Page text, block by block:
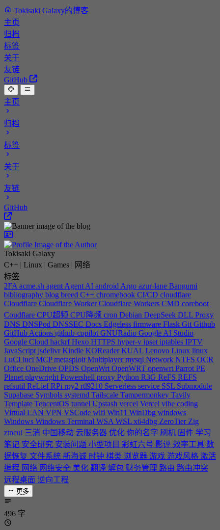
Tokisaki Galaxy的博客
主页
归档
标签
关于
友链
GitHub
主页
归档
标签
关于
友链
GitHub
Tokisaki Galaxy
C++ | Linux | Games | 网络
标签
2FA acme.sh agent Agent AI android Argo azur-lane Bangumi
bibliography blog breed C++ chromebook CI/CD cloudflare
Cloudflare Cloudflare WorkerCloudflare Workers CMD coreboot
Coudflare CPU超频 CPU降频 cron Debian DeepSeek DLL Proxy
DNS DNSPod DNSSEC Docs Edgeless firmware Flask Git Github
GitHub Actions github-copilot GNURadio Google AI Studio
Google Cloud hackrfHexo HTTPS hyper-v ipset iptables IPTV
JavaScript jsdelivrKindle KOReaderKUAL Lenovo Linux linux
LuCI luci MCPmetasploit Multiplayermysql Network NTFS OCR
Office OneDrive OPDS OpenWrt OpenWRT openwrt Parrot PE
Planet playwright Powershell proxy Python R3G ReFS REFS
refsutil ReLiefRPi rpy2 rtl9210 Serverless service SSL Submodule
Supabase Symbols systemd Tailscale Tampermonkey Tavily
Template TencentOS tunnel Upstash vercel Vercel vibe coding
Virtual LAN VPN VSCode wifi Win11 WinDbg windows
Windows Windows Terminal WSA WSL x64dbg ZeroTier Zig
ztncui 三消 中国移动 云服务器 优化 你的名字 刷机 固件 学习
笔记 安全研究 安装问题 小型项目 彩虹六号 影评 效率工具 数
据恢复 文件系统 新海诚 时钟 棋类 浏览器 游戏 游戏风格 激活
编程 网络 网络安全 美化 翻译 解包 财务管理 路由 路由冲突
远程桌面 逆向工程
更多
496 字